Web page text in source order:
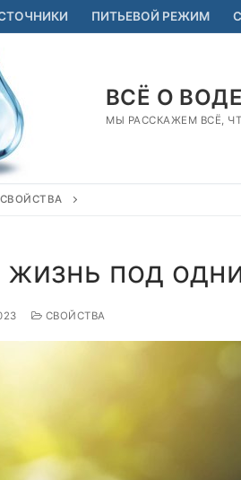
ПИТЬЕВОЙ РЕЖИМ
ВСЁ О ВОДЕ
МЫ РАССКАЖЕМ ВСЁ,
СВОЙСТВА
жизнь под
СВОЙСТВА